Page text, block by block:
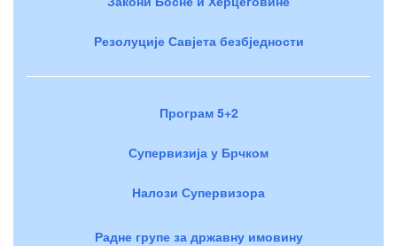
Резолуције Савјета безбједности
Програм 5+2
Супервизија у Брчком
Налози Супервизора
Радне групе за државну имовину